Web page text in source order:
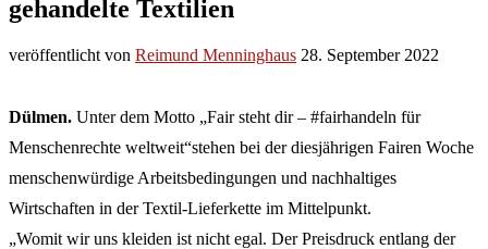
gehandelte Textilien
veröffentlicht von Reimund Menninghaus 28. September 2022
Dülmen. Unter dem Motto „Fair steht dir – #fairhandeln für
Menschenrechte weltweit“stehen bei der diesjährigen Fairen Woche
menschenwürdige Arbeitsbedingungen und nachhaltiges
Wirtschaften in der Textil-Lieferkette im Mittelpunkt.
„Womit wir uns kleiden ist nicht egal. Der Preisdruck entlang der